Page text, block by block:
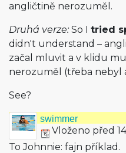
angličtině nerozuměl.
Druhá verze: So I tried
didn't understand –
začal mluvit a v klidu
nerozuměl (třeba nebyl
See?
swimmer
Vloženo před
To Johnnie: fajn příklad.